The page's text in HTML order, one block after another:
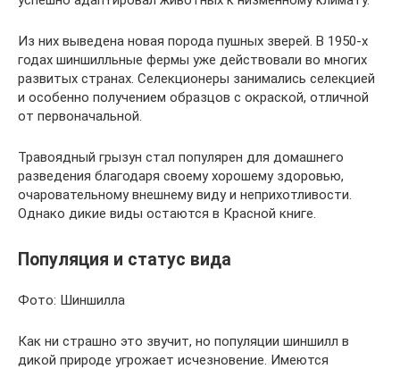
Из них выведена новая порода пушных зверей. В 1950-х
годах шиншилльные фермы уже действовали во многих
развитых странах. Селекционеры занимались селекцией
и особенно получением образцов с окраской, отличной
от первоначальной.
Травоядный грызун стал популярен для домашнего
разведения благодаря своему хорошему здоровью,
очаровательному внешнему виду и неприхотливости.
Однако дикие виды остаются в Красной книге.
Популяция и статус вида
Фото: Шиншилла
Как ни страшно это звучит, но популяции шиншилл в
дикой природе угрожает исчезновение. Имеются